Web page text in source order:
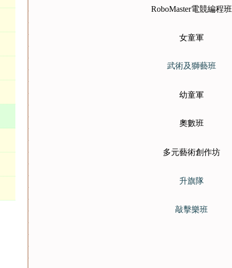
RoboMaster電競編程班
女童軍
武術及獅藝班
幼童軍
奧數班
多元藝術創作坊
升旗隊
敲擊樂班